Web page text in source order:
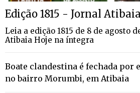
Edição 1815 - Jornal
Leia a edição 1815 de 8 de agosto
Atibaia Hoje na íntegra
Boate clandestina é fechada por
no bairro Morumbi, em Atibaia